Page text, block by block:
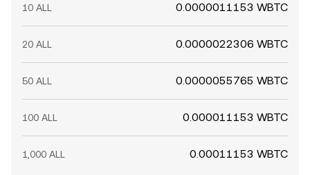
10 ALL 0.0000011153 WBTC
20 ALL 0.0000022306 WBTC
50 ALL 0.0000055765 WBTC
100 ALL 0.000011153 WBTC
1,000 ALL 0.00011153 WBTC